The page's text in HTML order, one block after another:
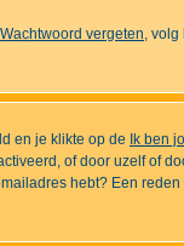
Wachtwoord vergeten, volg
en je klikte op de Ik ben
of door uzelf of
hebt? Een